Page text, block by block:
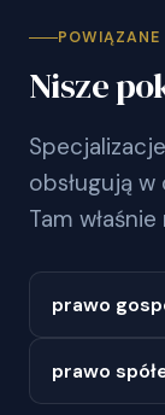
Nisze
obsługują
Tam
prawo
prawo